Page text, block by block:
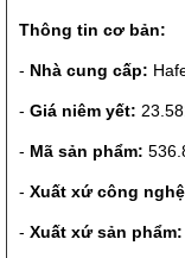
Thông tin cơ bản:
- Nhà cung cấp:
- Giá niêm yết:
- Mã sản phẩm:
- Xuất xứ công
- Xuất xứ sản phẩm: